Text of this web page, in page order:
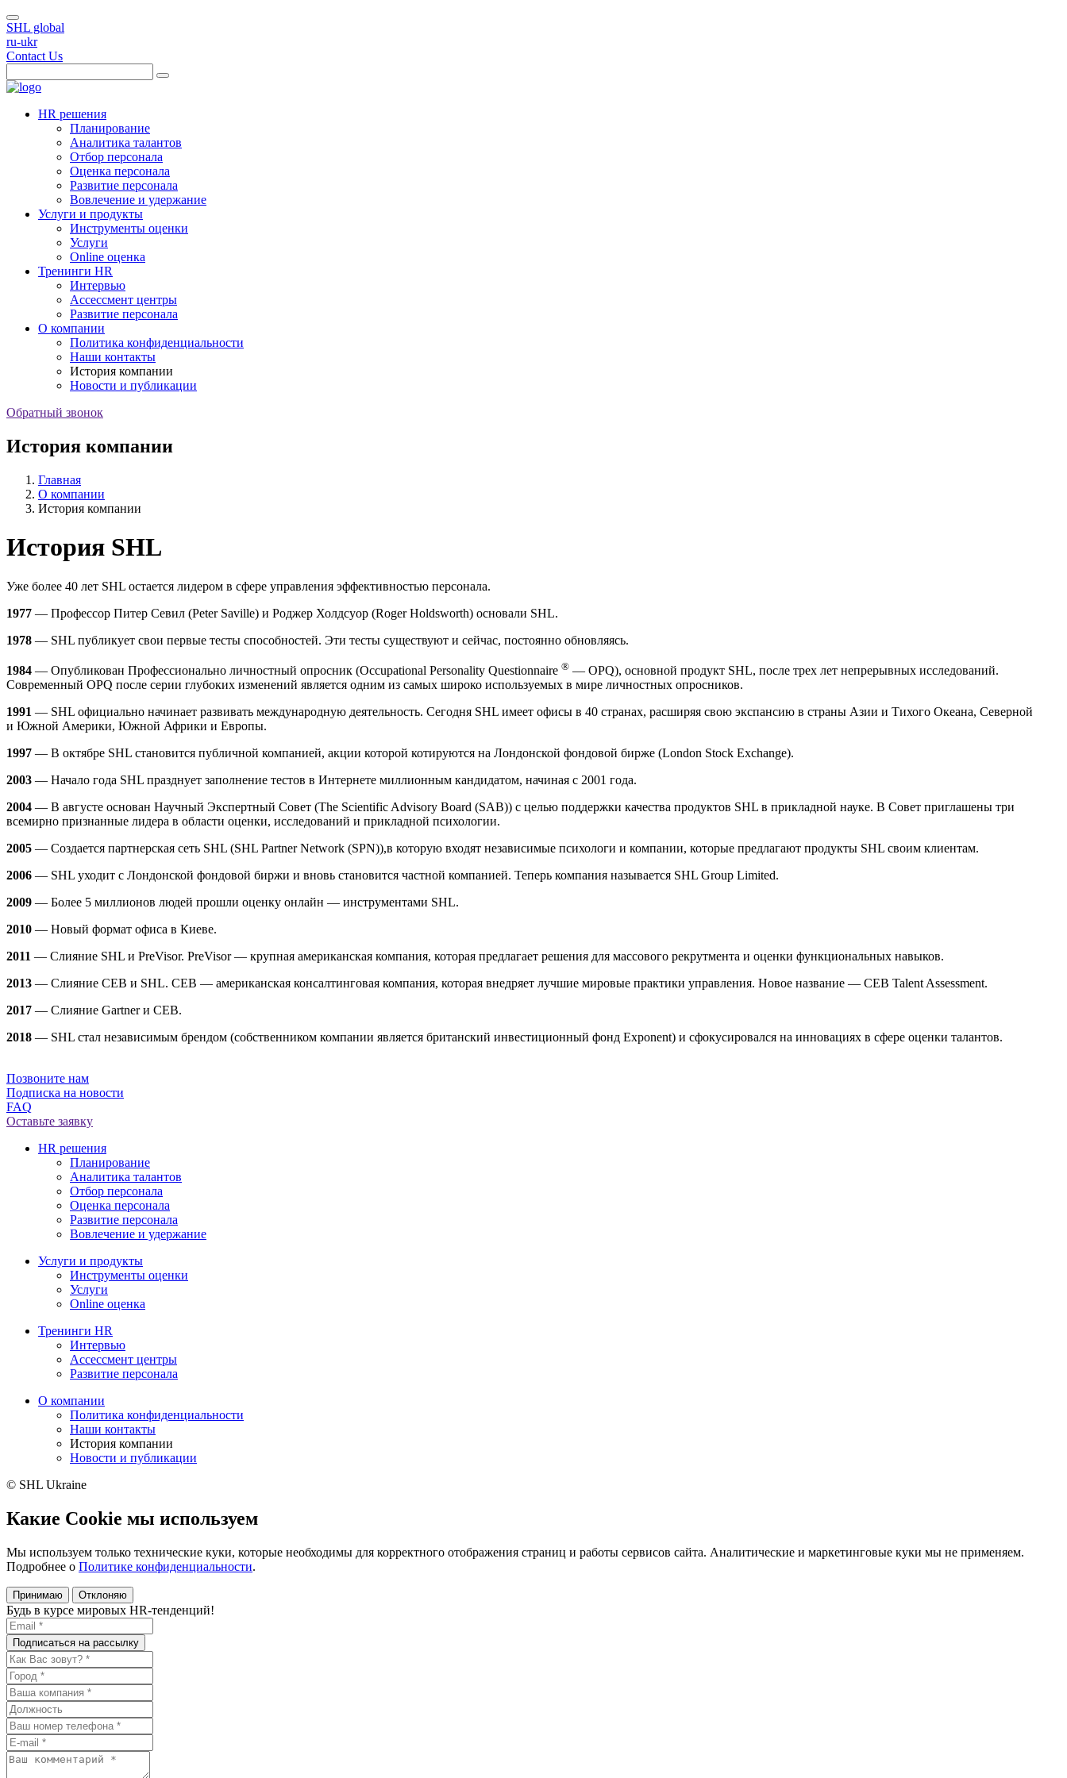
SHL global
ru-ukr
Contact Us
HR решения
Планирование
Аналитика талантов
Отбор персонала
Оценка персонала
Развитие персонала
Вовлечение и удержание
Услуги и продукты
Инструменты оценки
Услуги
Online оценка
Тренинги HR
Интервью
Ассессмент центры
Развитие персонала
О компании
Политика конфиденциальности
Наши контакты
История компании
Новости и публикации
Обратный звонок
История компании
Главная
О компании
История компании
История SHL
Уже более 40 лет SHL остается лидером в сфере управления эффективностью персонала.
1977 — Профессор Питер Севил (Peter Saville) и Роджер Холдсуор (Roger Holdsworth) основали SHL.
1978 — SHL публикует свои первые тесты способностей. Эти тесты существуют и сейчас, постоянно обновляясь.
1984 — Опубликован Профессионально личностный опросник (Occupational Personality Questionnaire ® — OPQ), основной продукт SHL, после трех лет непрерывных исследований.
Современный OPQ после серии глубоких изменений является одним из самых широко используемых в мире личностных опросников.
1991 — SHL официально начинает развивать международную деятельность. Сегодня SHL имеет офисы в 40 странах, расширяя свою экспансию в страны Азии и Тихого Океана, Северной
и Южной Америки, Южной Африки и Европы.
1997 — В октябре SHL становится публичной компанией, акции которой котируются на Лондонской фондовой бирже (London Stock Exchange).
2003 — Начало года SHL празднует заполнение тестов в Интернете миллионным кандидатом, начиная с 2001 года.
2004 — В августе основан Научный Экспертный Совет (The Scientific Advisory Board (SAB)) с целью поддержки качества продуктов SHL в прикладной науке. В Совет приглашены три
всемирно признанные лидера в области оценки, исследований и прикладной психологии.
2005 — Создается партнерская сеть SHL (SHL Partner Network (SPN)),в которую входят независимые психологи и компании, которые предлагают продукты SHL своим клиентам.
2006 — SHL уходит с Лондонской фондовой биржи и вновь становится частной компанией. Теперь компания называется SHL Group Limited.
2009 — Более 5 миллионов людей прошли оценку онлайн — инструментами SHL.
2010 — Новый формат офиса в Киеве.
2011 — Слияние SHL и PreVisor. PreVisor — крупная американская компания, которая предлагает решения для массового рекрутмента и оценки функциональных навыков.
2013 — Слияние CEB и SHL. CEB — американская консалтинговая компания, которая внедряет лучшие мировые практики управления. Новое название — CEB Talent Assessment.
2017 — Слияние Gartner и CEB.
2018 — SHL стал независимым брендом (собственником компании является британский инвестиционный фонд Exponent) и сфокусировался на инновациях в сфере оценки талантов.
Позвоните нам
Подписка на новости
FAQ
Оставьте заявку
HR решения
Планирование
Аналитика талантов
Отбор персонала
Оценка персонала
Развитие персонала
Вовлечение и удержание
Услуги и продукты
Инструменты оценки
Услуги
Online оценка
Тренинги HR
Интервью
Ассессмент центры
Развитие персонала
О компании
Политика конфиденциальности
Наши контакты
История компании
Новости и публикации
© SHL Ukraine
Какие Cookie мы используем
Мы используем только технические куки, которые необходимы для корректного отображения страниц и работы сервисов сайта. Аналитические и маркетинговые куки мы не применяем.
Подробнее о Политике конфиденциальности.
Принимаю Отклоняю
Будь в курсе мировых HR-тенденций!